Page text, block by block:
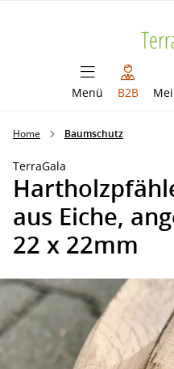
Menü B2B
Home Baumschutz
TerraGala
aus Eiche,
22 x 22mm